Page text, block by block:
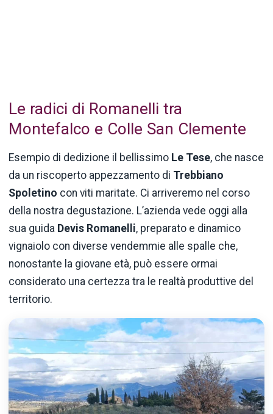
Le radici di Romanelli tra
Montefalco e Colle San Clemente
Esempio di dedizione il bellissimo Le Tese, che nasce
da un riscoperto appezzamento di Trebbiano
Spoletino con viti maritate. Ci arriveremo nel corso
della nostra degustazione. L’azienda vede oggi alla
sua guida Devis Romanelli, preparato e dinamico
vignaiolo con diverse vendemmie alle spalle che,
nonostante la giovane età, può essere ormai
considerato una certezza tra le realtà produttive del
territorio.